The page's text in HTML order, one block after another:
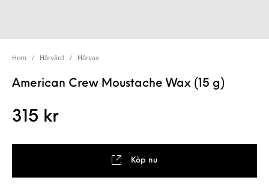
Hem / Hårvård / Hårvax
American Crew Moustache Wax (15 g)
315 kr
Köp nu